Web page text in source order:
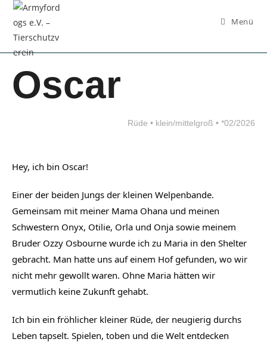
Menü
Oscar
Rüde • klein/mittelgroß • *02/2026
Hey, ich bin Oscar!
Einer der beiden Jungs der kleinen Welpenbande.
Gemeinsam mit meiner Mama Ohana und meinen
Schwestern Onyx, Otilie, Orla und Onja sowie meinem
Bruder Ozzy Osbourne wurde ich zu Maria in den Shelter
gebracht. Man hatte uns auf einem Hof gefunden, wo wir
nicht mehr gewollt waren. Ohne Maria hätten wir
vermutlich keine Zukunft gehabt.
Ich bin ein fröhlicher kleiner Rüde, der neugierig durchs
Leben tapselt. Spielen, toben und die Welt entdecken